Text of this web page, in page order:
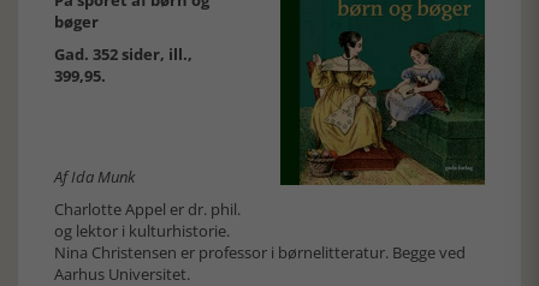
bøger
Gad. 352 sider, ill.,
399,95.
Af Ida Munk
Charlotte Appel er dr. phil.
og lektor i kulturhistorie.
Nina Christensen er professor i børnelitteratur. Begge ved
Aarhus Universitet.